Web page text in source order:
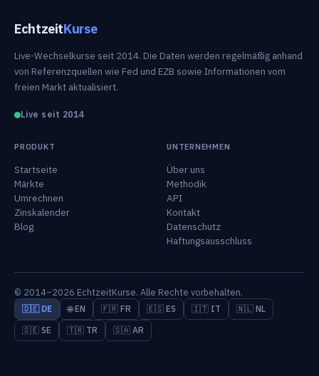
EchtzeitKurse
Live-Wechselkurse seit 2014. Die Daten werden regelmäßig anhand
von Referenzquellen wie Fed und EZB sowie Informationen vom
freien Markt aktualisiert.
Live seit 2014
PRODUKT
Startseite
Märkte
Umrechnen
Zinskalender
Blog
UNTERNEHMEN
Über uns
Methodik
API
Kontakt
Datenschutz
Haftungsausschluss
© 2014–2026 EchtzeitKurse. Alle Rechte vorbehalten.
🇩🇪 DE 🌐 EN 🇫🇷 FR 🇪🇸 ES 🇮🇹 IT
🇳🇱 NL
🇸🇪 SE
🇹🇷 TR 🇸🇦 AR